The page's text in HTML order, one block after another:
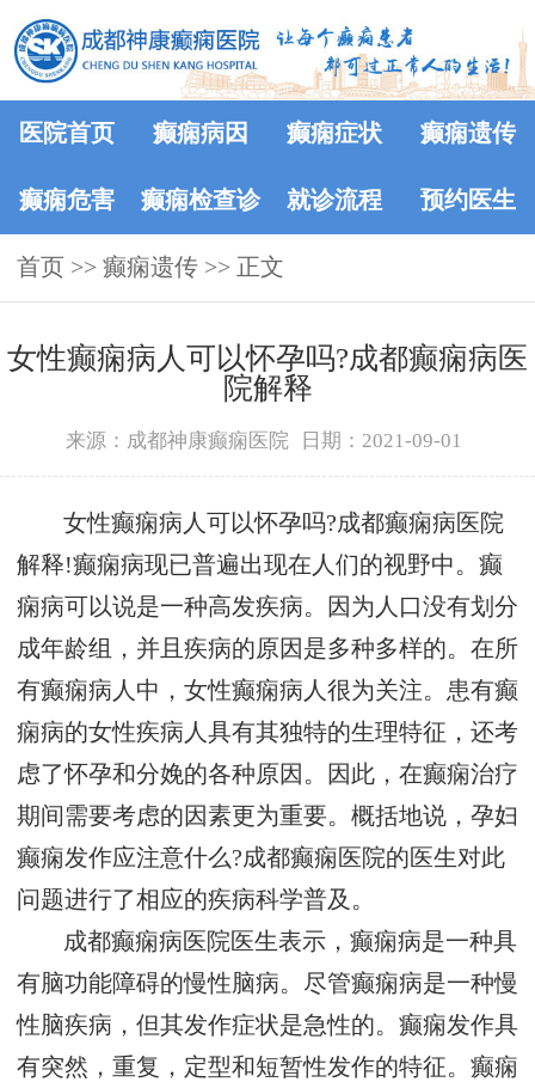
医院首页 癫痫病因 癫痫症状 癫痫遗传
癫痫危害 癫痫检查诊
断
就诊流程 预约医生
首页 >> 癫痫遗传 >> 正文
女性癫痫病人可以怀孕吗?成都癫痫病医
院解释
来源：成都神康癫痫医院 日期：2021-09-01
女性癫痫病人可以怀孕吗?成都癫痫病医院
解释!癫痫病现已普遍出现在人们的视野中。癫
痫病可以说是一种高发疾病。因为人口没有划分
成年龄组，并且疾病的原因是多种多样的。在所
有癫痫病人中，女性癫痫病人很为关注。患有癫
痫病的女性疾病人具有其独特的生理特征，还考
虑了怀孕和分娩的各种原因。因此，在癫痫治疗
期间需要考虑的因素更为重要。概括地说，孕妇
癫痫发作应注意什么?成都癫痫医院的医生对此
问题进行了相应的疾病科学普及。
成都癫痫病医院医生表示，癫痫病是一种具
有脑功能障碍的慢性脑病。尽管癫痫病是一种慢
性脑疾病，但其发作症状是急性的。癫痫发作具
有突然，重复，定型和短暂性发作的特征。癫痫